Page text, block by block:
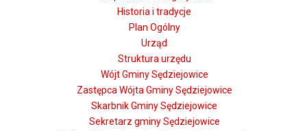
Historia i tradycje
Plan Ogólny
Urząd
Struktura urzędu
Wójt Gminy Sędziejowice
Zastępca Wójta Gminy Sędziejowice
Skarbnik Gminy Sędziejowice
Sekretarz gminy Sędziejowice